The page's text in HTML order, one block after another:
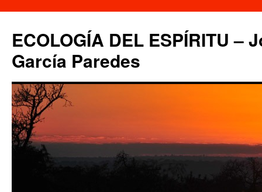
contenido
ECOLOGÍA DEL ESPÍRITU –
García Paredes